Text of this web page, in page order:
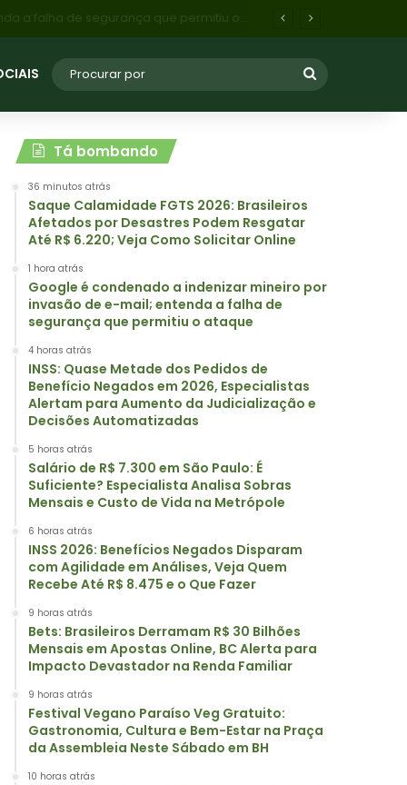
Tá bombando
36 minutos atrás
Saque Calamidade FGTS 2026: Brasileiros
Afetados por Desastres Podem Resgatar
Até R$ 6.220; Veja Como Solicitar Online
1 hora atrás
Google é condenado a indenizar mineiro por
invasão de e-mail; entenda a falha de
segurança que permitiu o ataque
4 horas atrás
INSS: Quase Metade dos Pedidos de
Benefício Negados em 2026, Especialistas
Alertam para Aumento da Judicialização e
Decisões Automatizadas
5 horas atrás
Salário de R$ 7.300 em São Paulo: É
Suficiente? Especialista Analisa Sobras
Mensais e Custo de Vida na Metrópole
6 horas atrás
INSS 2026: Benefícios Negados Disparam
com Agilidade em Análises, Veja Quem
Recebe Até R$ 8.475 e o Que Fazer
9 horas atrás
Bets: Brasileiros Derramam R$ 30 Bilhões
Mensais em Apostas Online, BC Alerta para
Impacto Devastador na Renda Familiar
9 horas atrás
Festival Vegano Paraíso Veg Gratuito:
Gastronomia, Cultura e Bem-Estar na Praça
da Assembleia Neste Sábado em BH
10 horas atrás